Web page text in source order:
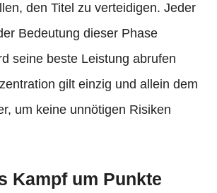
den Titel zu verteidigen. Jeder
Bedeutung dieser Phase
seine beste Leistung abrufen
gilt einzig und allein dem
um keine unnötigen Risiken
Kampf um Punkte